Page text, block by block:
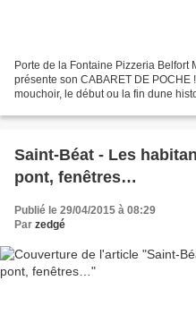
Porte de la Fontaine Pizzeria Belfort
présente son CABARET DE POCHE
mouchoir, le début ou la fin dune
Saint-Béat - Les
pont, fenêtres…
Publié le 29/04/2015 à 08:29
Par zedgé